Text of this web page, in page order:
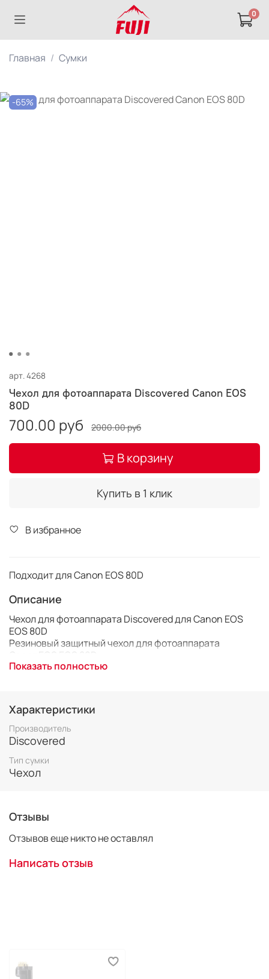
0
Главная Сумки
-65%
арт.4268
Чехол для фотоаппарата Discovered Canon EOS
80D
700.00 руб 2000.00 руб
В корзину
Купить в 1 клик
В избранное
Подходит для Canon EOS 80D
Описание
Чехол для фотоаппарата Discovered для Canon EOS
EOS 80D
Резиновый защитный чехол для фотоаппарата
Чехол защищает вашу камеру сохраняя все ее функции
изготовлен чехол, ваша камера сохранит свой внешний
вид на долгое время.
Отлично сидит на камере, надежная защита
Сохраняется весь функционал камеры
Материал высокого качества
Защита от ударов и царапин
Доступ к батарее
Удобный захват
Все кнопки продублированы
Защитная пленка и салфетка из микрофибры в
комплекте
Показать полностью
Характеристики
Производитель
Discovered
Тип сумки
Чехол
Отзывы
Отзывов еще никто не оставлял
Написать отзыв